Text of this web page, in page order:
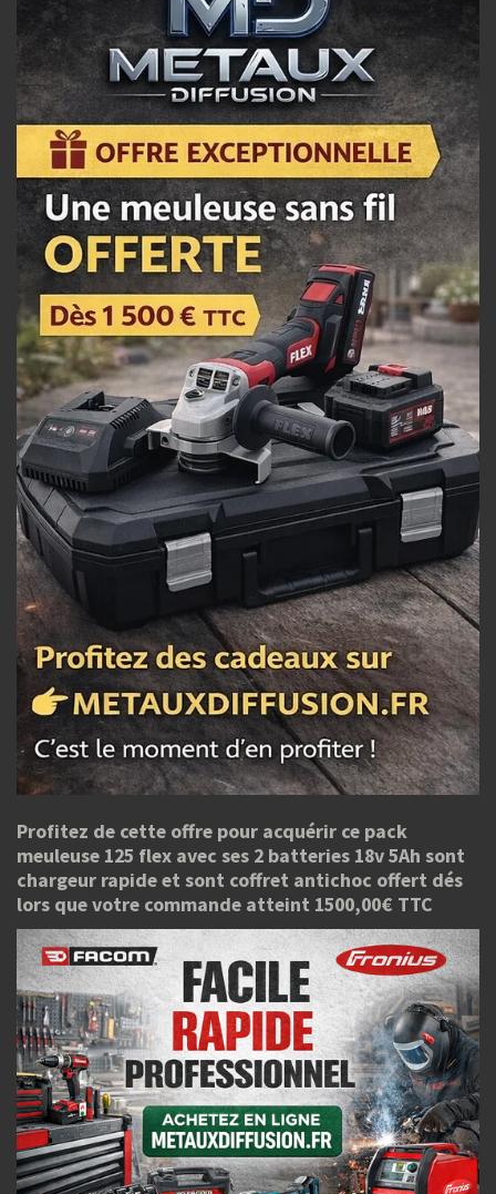
Profitez de cette offre pour acquérir ce pack
meuleuse 125 flex avec ses 2 batteries 18v 5Ah sont
chargeur rapide et sont coffret antichoc offert dés
lors que votre commande atteint 1500,00€ TTC